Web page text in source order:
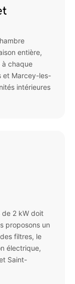
entière,
à chaque
et Marcey-les-
intérieures
de 2 kW doit
proposons un
filtres, le
électrique,
Saint-